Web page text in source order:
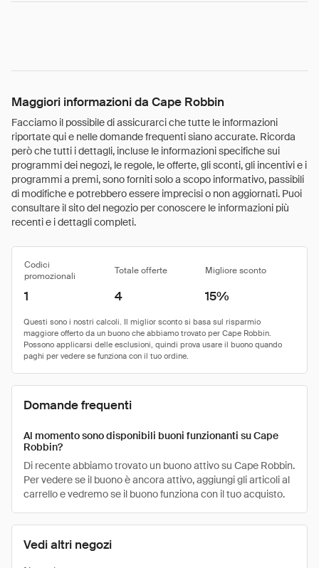
Maggiori informazioni da Cape Robbin
Facciamo il possibile di assicurarci che tutte le informazioni
riportate qui e nelle domande frequenti siano accurate. Ricorda
però che tutti i dettagli, incluse le informazioni specifiche sui
programmi dei negozi, le regole, le offerte, gli sconti, gli incentivi e i
programmi a premi, sono forniti solo a scopo informativo, passibili
di modifiche e potrebbero essere imprecisi o non aggiornati. Puoi
consultare il sito del negozio per conoscere le informazioni più
recenti e i dettagli completi.
Vedi altri negozi
Codici
promozionali
Totale offerte Migliore sconto
1 4 15%
Domande frequenti
Al momento sono disponibili buoni funzionanti su Cape
Robbin?
Di recente abbiamo trovato un buono attivo su Cape Robbin.
Per vedere se il buono è ancora attivo, aggiungi gli articoli al
carrello e vedremo se il buono funziona con il tuo acquisto.